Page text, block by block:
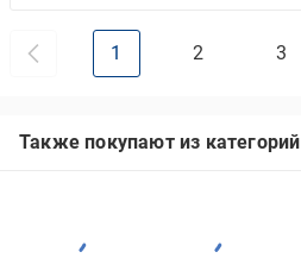
1 2 3
Также покупают из категорий